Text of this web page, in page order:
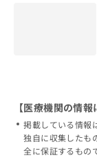
【医療機関の情報
掲載している情報
独自に収集したも
全に保証するもの